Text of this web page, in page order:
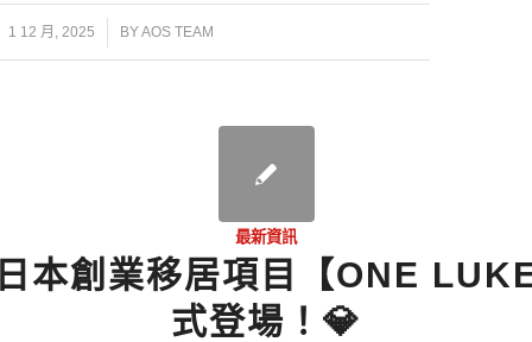
1 12 月, 2025
/ BYAOS TEAM
最新資訊
本創業移居項目【ONE
式登場！💎